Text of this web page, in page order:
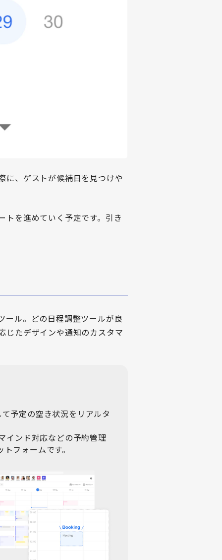
に、ゲストが候補日を見つけや
トを進めていく予定です。引き
ール。どの日程調整ツールが良
じたデザインや通知のカスタマ
予定の空き状況をリアルタ
インド対応などの予約管理
フォームです。